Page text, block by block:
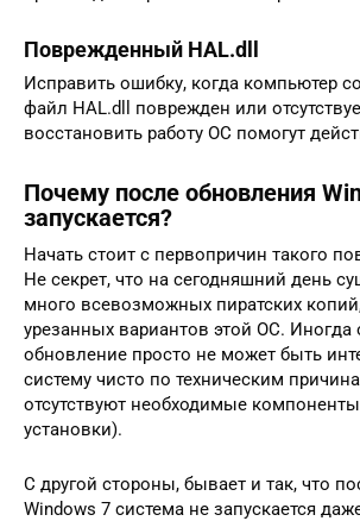
Поврежденный HAL.dll
Исправить ошибку, когда компьютер
файл HAL.dll поврежден или
восстановить работу ОС помогут
Почему после обновления
запускается?
Начать стоит с первопричин такого
Не секрет, что на сегодняшний день
много всевозможных пиратских
урезанных вариантов этой ОС.
обновление просто не может быть
систему чисто по техническим
отсутствуют необходимые
установки).
С другой стороны, бывает и так, что
Windows 7 система не запускается